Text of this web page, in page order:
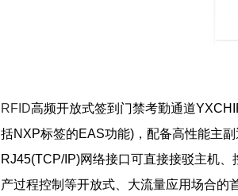
RFID高频开放式签到门禁考勤通道
括NXP标签的EAS功能)，配备高性能主
RJ45(TCP/IP)网络接口可直接接驳主机
产过程控制等开放式、大流量应用场合的